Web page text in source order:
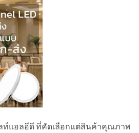
ท์แอลอีดี ที่คัดเลือกแต่สินค้าคุณภาพ